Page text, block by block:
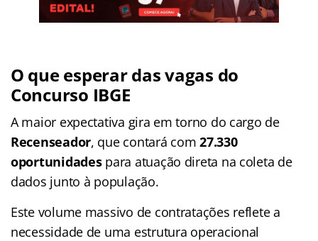
O que esperar das vagas do
Concurso IBGE
A maior expectativa gira em torno do cargo de
Recenseador, que contará com27.330
oportunidadespara atuação direta na coleta de
dados junto à população.
Este volume massivo de contratações reflete a
necessidade de uma estrutura operacional